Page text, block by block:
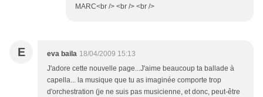
MARC<br /> <br /> <br />
E eva baila 18/04/2009 15:13
J'adore cette nouvelle page...J'aime beaucoup ta ballade à
capella... la musique que tu as imaginée comporte trop
d'orchestration (je ne suis pas musicienne, et donc, peut-être